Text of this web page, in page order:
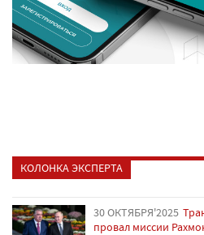
КОЛОНКА ЭКСПЕРТА
30 ОКТЯБРЯ'2025
провал миссии